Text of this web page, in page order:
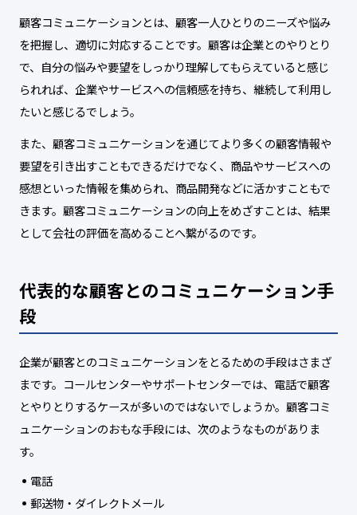
顧客コミュニケーションとは、顧客一人ひとりのニーズや悩み
を把握し、適切に対応することです。顧客は企業とのやりとり
で、自分の悩みや要望をしっかり理解してもらえていると感じ
られれば、企業やサービスへの信頼感を持ち、継続して利用し
たいと感じるでしょう。
また、顧客コミュニケーションを通じてより多くの顧客情報や
要望を引き出すこともできるだけでなく、商品やサービスへの
感想といった情報を集められ、商品開発などに活かすこともで
きます。顧客コミュニケーションの向上をめざすことは、結果
として会社の評価を高めることへ繋がるのです。
代表的な顧客とのコミュニケーション手
段
企業が顧客とのコミュニケーションをとるための手段はさまざ
まです。コールセンターやサポートセンターでは、電話で顧客
とやりとりするケースが多いのではないでしょうか。顧客コミ
ュニケーションのおもな手段には、次のようなものがありま
す。
電話
郵送物・ダイレクトメール